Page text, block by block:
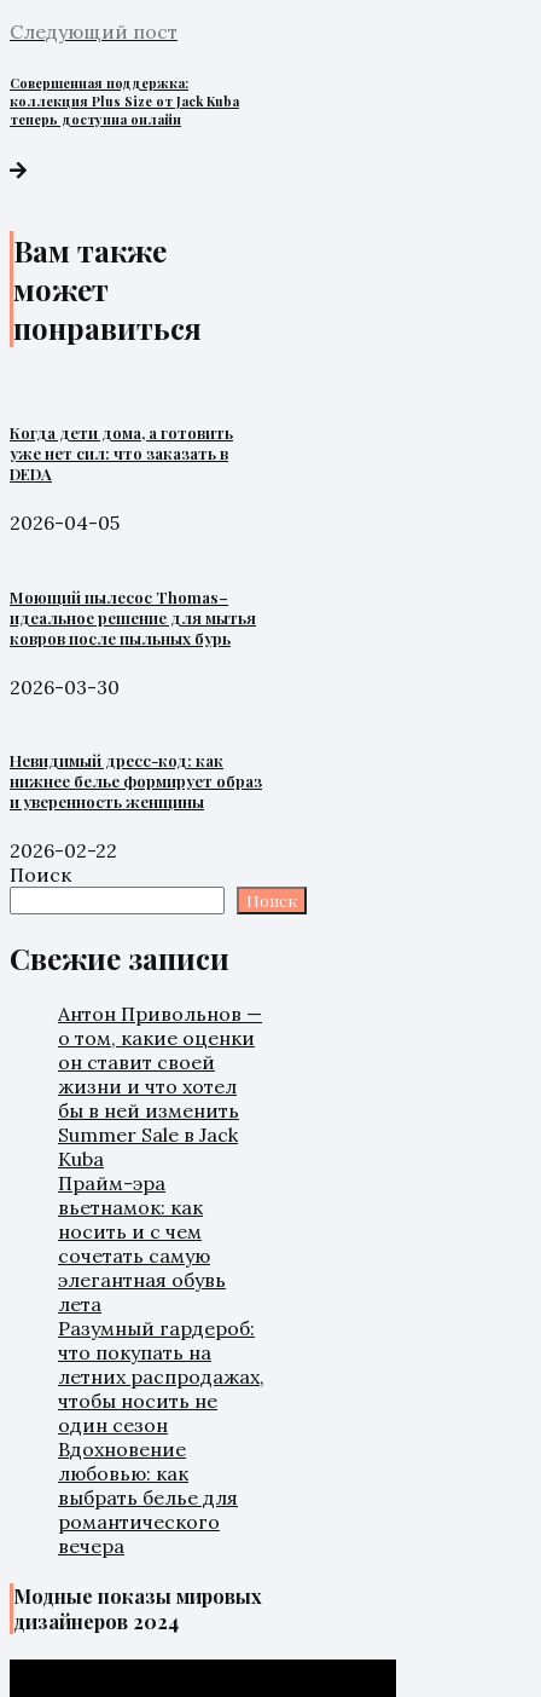
Следующий пост
Совершенная поддержка:
коллекция Plus Size от Jack Kuba
теперь доступна онлайн
Вам также
может
понравиться
Когда дети дома, а готовить
уже нет сил: что заказать в
DEDA
2026-04-05
Моющий пылесос Thomas–
идеальное решение для мытья
ковров после пыльных бурь
2026-03-30
Невидимый дресс-код: как
нижнее белье формирует образ
и уверенность женщины
2026-02-22
Поиск
Поиск
Свежие записи
Антон Привольнов —
о том, какие оценки
он ставит своей
жизни и что хотел
бы в ней изменить
Summer Sale в Jack
Kuba
Прайм-эра
вьетнамок: как
носить и с чем
сочетать самую
элегантная обувь
лета
Разумный гардероб:
что покупать на
летних распродажах,
чтобы носить не
один сезон
Вдохновение
любовью: как
выбрать белье для
романтического
вечера
Модные показы мировых
дизайнеров 2024